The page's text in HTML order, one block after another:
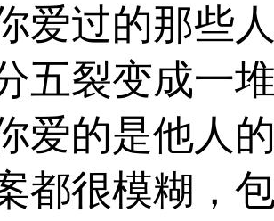
爱过的那些
五裂变成一
爱的是他人
都很模糊，